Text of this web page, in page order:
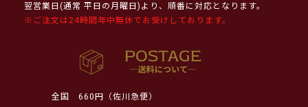
翌営業日(通常 平日の月曜日)より、順番に対応となります。
※ご注文は24時間年中無休でお受けしております。
全国
660円（佐川急便）